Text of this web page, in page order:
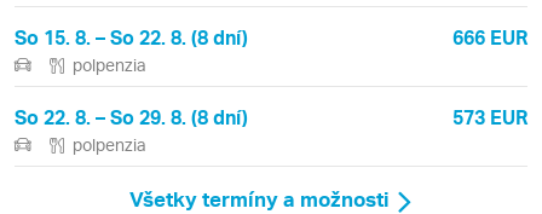
So 15. 8. – So 22. 8. (8 dní) 666 EUR
polpenzia
So 22. 8. – So 29. 8. (8 dní) 573 EUR
polpenzia
Všetky termíny a možnosti